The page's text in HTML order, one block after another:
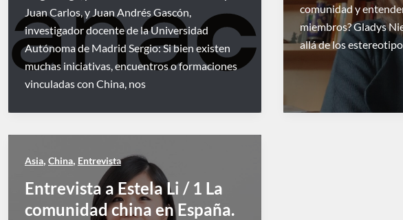
Juan Carlos, y Juan Andrés Gascón,
investigador docente de la Universidad
Autónoma de Madrid Sergio: Si bien existen
muchas iniciativas, encuentros o formaciones
vinculadas con China, nos
comunidad y
miembros? Gladys
allá de los
Asia, China, Entrevista
Entrevista a Estela Li / 1 La
comunidad china en España.